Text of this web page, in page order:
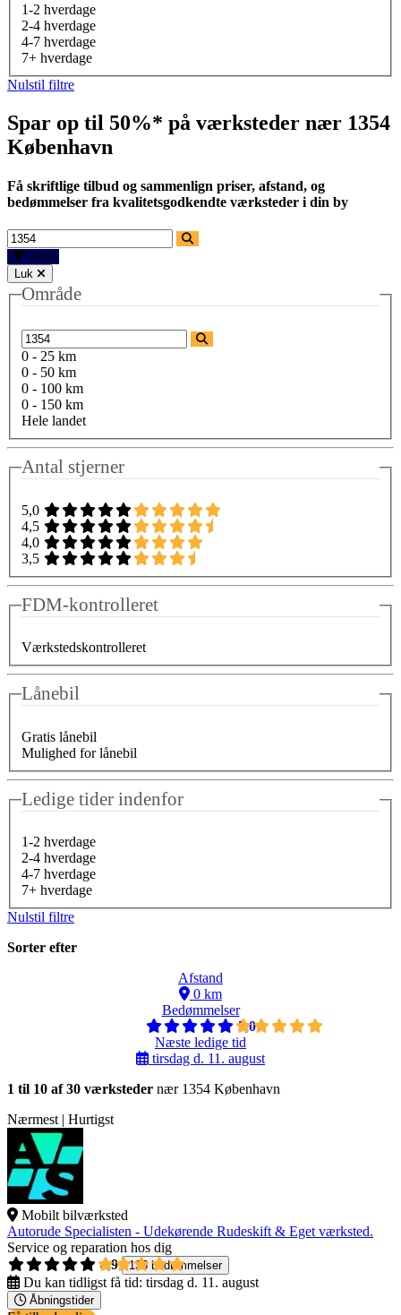
1-2 hverdage
2-4 hverdage
4-7 hverdage
7+ hverdage
Nulstil filtre
Spar op til 50%* på værksteder nær 1354
København
Få skriftlige tilbud og sammenlign priser, afstand, og
bedømmelser fra kvalitetsgodkendte værksteder i din by
Filtre
Luk
Område
0 - 25 km
0 - 50 km
0 - 100 km
0 - 150 km
Hele landet
Antal stjerner
5,0
4,5
4,0
3,5
FDM-kontrolleret
Værkstedskontrolleret
Lånebil
Gratis lånebil
Mulighed for lånebil
Ledige tider indenfor
1-2 hverdage
2-4 hverdage
4-7 hverdage
7+ hverdage
Nulstil filtre
Sorter efter
Afstand
0 km
Bedømmelser
5,0
Næste ledige tid
tirsdag d. 11. august
1 til 10 af 30 værksteder nær 1354 København
Nærmest | Hurtigst
Mobilt bilværksted
Autorude Specialisten - Udekørende Rudeskift & Eget værksted.
Service og reparation hos dig
4,9
135 bedømmelser
Du kan tidligst få tid: tirsdag d. 11. august
Åbningstider